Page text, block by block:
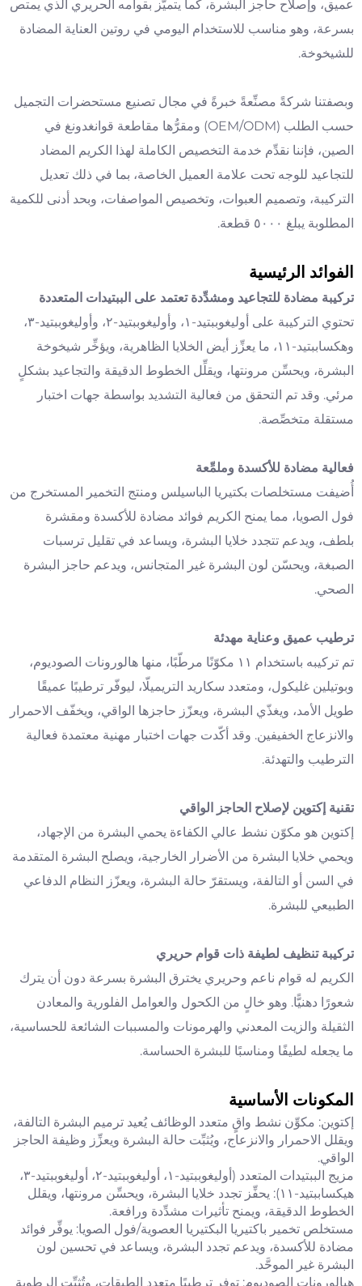
عميق، وإصلاح حاجز البشرة، كما يتميَّز بقوامه الحريري الذي يمتص
بسرعة، وهو مناسب للاستخدام اليومي في روتين العناية المضادة
للشيخوخة.
وبصفتنا شركةً مصنِّعةً خبرةً في مجال تصنيع مستحضرات التجميل
حسب الطلب (OEM/ODM) ومقرُّها مقاطعة قوانغدونغ في
الصين، فإننا نقدِّم خدمة التخصيص الكاملة لهذا الكريم المضاد
للتجاعيد للوجه تحت علامة العميل الخاصة، بما في ذلك تعديل
التركيبة، وتصميم العبوات، وتخصيص المواصفات، وبحد أدنى للكمية
المطلوبة يبلغ ٥٠٠٠ قطعة.
الفوائد الرئيسية
تركيبة مضادة للتجاعيد ومشدِّدة تعتمد على الببتيدات المتعددة
تحتوي التركيبة على أوليغوببتيد-١، وأوليغوببتيد-٢، وأوليغوببتيد-٣،
وهكساببتيد-١١، ما يعزِّز أيض الخلايا الظاهرية، ويؤخِّر شيخوخة
البشرة، ويحسِّن مرونتها، ويقلِّل الخطوط الدقيقة والتجاعيد بشكلٍ
مرئي. وقد تم التحقق من فعالية التشديد بواسطة جهات اختبار
مستقلة متخصِّصة.
فعالية مضادة للأكسدة وملمِّعة
أُضيفت مستخلصات بكتيريا الباسيلس ومنتج التخمير المستخرج من
فول الصويا، مما يمنح الكريم فوائد مضادة للأكسدة ومقشرة
بلطف، ويدعم تتجدد خلايا البشرة، ويساعد في تقليل ترسبات
الصبغة، ويحسّن لون البشرة غير المتجانس، ويدعم حاجز البشرة
الصحي.
ترطيب عميق وعناية مهدئة
تم تركيبه باستخدام ١١ مكوّنًا مرطّبًا، منها هالورونات الصوديوم،
وبوتيلين غليكول، ومتعدد سكاريد التريميلّا، ليوفّر ترطيبًا عميقًا
طويل الأمد، ويغذّي البشرة، ويعزّز حاجزها الواقي، ويخفّف الاحمرار
والانزعاج الخفيفين. وقد أكّدت جهات اختبار مهنية معتمدة فعالية
الترطيب والتهدئة.
تقنية إكتوين لإصلاح الحاجز الواقي
إكتوين هو مكوّن نشط عالي الكفاءة يحمي البشرة من الإجهاد،
ويحمي خلايا البشرة من الأضرار الخارجية، ويصلح البشرة المتقدمة
في السن أو التالفة، ويستقرّ حالة البشرة، ويعزّز النظام الدفاعي
الطبيعي للبشرة.
تركيبة تنظيف لطيفة ذات قوام حريري
الكريم له قوام ناعم وحريري يخترق البشرة بسرعة دون أن يترك
شعورًا دهنيًّا. وهو خالٍ من الكحول والعوامل الفلورية والمعادن
الثقيلة والزيت المعدني والهرمونات والمسببات الشائعة للحساسية،
ما يجعله لطيفًا ومناسبًا للبشرة الحساسة.
المكونات الأساسية
إكتوين: مكوِّن نشط واقٍ متعدد الوظائف يُعيد ترميم البشرة التالفة،
ويقلل الاحمرار والانزعاج، ويُثبِّت حالة البشرة ويعزِّز وظيفة الحاجز
الواقي.
مزيج الببتيدات المتعدد (أوليغوببتيد-١، أوليغوببتيد-٢، أوليغوببتيد-٣،
هيكساببتيد-١١): يحفِّز تجدد خلايا البشرة، ويحسِّن مرونتها، ويقلل
الخطوط الدقيقة، ويمنح تأثيرات مشدِّدة ورافعة.
مستخلص تخمير باكتيريا البكتيريا العصوية/فول الصويا: يوفِّر فوائد
مضادة للأكسدة، ويدعم تجدد البشرة، ويساعد في تحسين لون
البشرة غير الموحَّد.
هيالورونات الصوديوم: توفر ترطيبًا متعدد الطبقات، وتُثبِّت الرطوبة